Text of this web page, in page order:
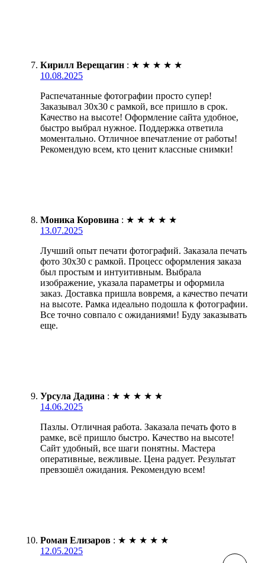
Кирилл Верещагин : ★ ★ ★ ★ ★
10.08.2025
Распечатанные фотографии просто супер!
Заказывал 30х30 с рамкой, все пришло в срок.
Качество на высоте! Оформление сайта удобное,
быстро выбрал нужное. Поддержка ответила
моментально. Отличное впечатление от работы!
Рекомендую всем, кто ценит классные снимки!
Моника Коровина : ★ ★ ★ ★ ★
13.07.2025
Лучший опыт печати фотографий. Заказала печать
фото 30х30 с рамкой. Процесс оформления заказа
был простым и интуитивным. Выбрала
изображение, указала параметры и оформила
заказ. Доставка пришла вовремя, а качество печати
на высоте. Рамка идеально подошла к фотографии.
Все точно совпало с ожиданиями! Буду заказывать
еще.
Урсула Дадина : ★ ★ ★ ★ ★
14.06.2025
Пазлы. Отличная работа. Заказала печать фото в
рамке, всё пришло быстро. Качество на высоте!
Сайт удобный, все шаги понятны. Мастера
оперативные, вежливые. Цена радует. Результат
превзошёл ожидания. Рекомендую всем!
Роман Елизаров : ★ ★ ★ ★ ★
12.05.2025